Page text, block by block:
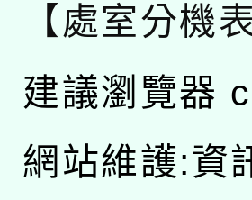
【處室分機表
建議瀏覽器
網站維護:資